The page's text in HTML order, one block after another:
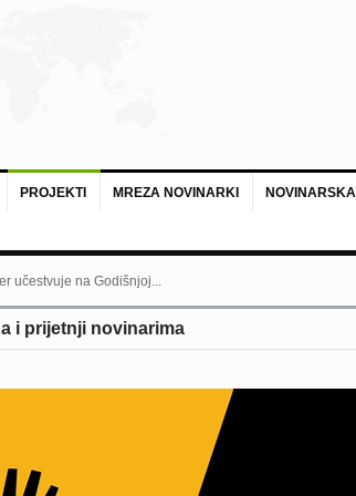
PROJEKTI MREZA NOVINARKI
Specijalne nagrade...
i prijetnji novinarima